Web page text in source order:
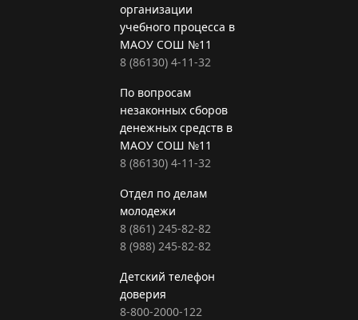
организации
учебного процесса в
МАОУ СОШ №11
8 (86130) 4-11-32
По вопросам
незаконных сборов
денежных средств в
МАОУ СОШ №11
8 (86130) 4-11-32
Отдел по делам
молодежи
8 (861) 245-82-82
8 (988) 245-82-82
Детский телефон
доверия
8-800-2000-122